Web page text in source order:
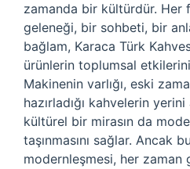
zamanda bir kültürdür. Her
geleneği, bir sohbeti, bir
bağlam, Karaca Türk
ürünlerin toplumsal
Makinenin varlığı, eski
hazırladığı kahvelerin
kültürel bir mirasın da
taşınmasını sağlar. Ancak
modernleşmesi, her zaman